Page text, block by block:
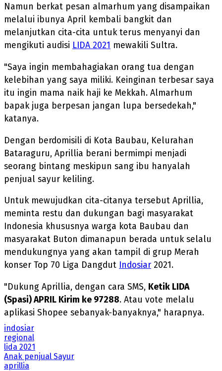
Namun berkat pesan almarhum yang disampaikan
melalui ibunya April kembali bangkit dan
melanjutkan cita-cita untuk terus menyanyi dan
mengikuti audisi LIDA 2021 mewakili Sultra.
"Saya ingin membahagiakan orang tua dengan
kelebihan yang saya miliki. Keinginan terbesar saya
itu ingin mama naik haji ke Mekkah. Almarhum
bapak juga berpesan jangan lupa bersedekah,"
katanya.
Dengan berdomisili di Kota Baubau, Kelurahan
Bataraguru, Aprillia berani bermimpi menjadi
seorang bintang meskipun sang ibu hanyalah
penjual sayur keliling.
Untuk mewujudkan cita-citanya tersebut Aprillia,
meminta restu dan dukungan bagi masyarakat
Indonesia khususnya warga kota Baubau dan
masyarakat Buton dimanapun berada untuk selalu
mendukungnya yang akan tampil di grup Merah
konser Top 70 Liga Dangdut Indosiar 2021.
"Dukung Aprillia, dengan cara SMS, Ketik LIDA
(Spasi) APRIL Kirim ke 97288. Atau vote melalu
aplikasi Shopee sebanyak-banyaknya," harapnya.
indosiar
regional
lida 2021
Anak penjual Sayur
aprillia